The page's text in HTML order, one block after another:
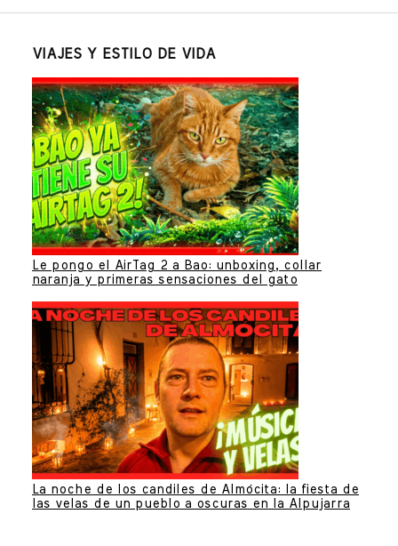
VIAJES Y ESTILO DE VIDA
Le pongo el AirTag 2 a Bao: unboxing, collar
naranja y primeras sensaciones del gato
La noche de los candiles de Almócita: la fiesta de
las velas de un pueblo a oscuras en la Alpujarra